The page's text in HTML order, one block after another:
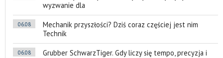
wyzwanie dla
06.08
Mechanik przyszłości? Dziś coraz częściej jest nim
Technik
06.08 Grubber SchwarzTiger. Gdy liczy się tempo, precyzja i